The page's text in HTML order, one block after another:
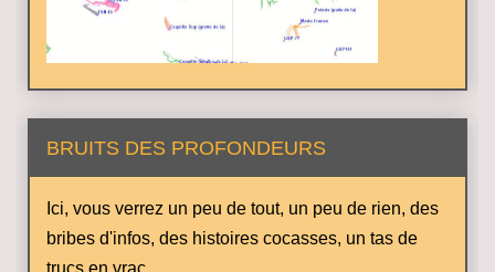
BRUITS DES PROFONDEURS
Ici, vous verrez un peu de tout, un peu de rien, des
bribes d'infos, des histoires cocasses, un tas de
trucs en vrac.